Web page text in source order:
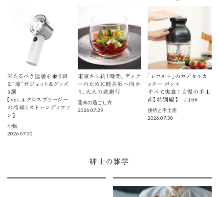
来たるべき猛暑を乗り切
る“涼”ガジェット＆グッズ
5選
【vol.４ クロスブリージー
の冷却ミストハンディファ
ン】
小物
2026.07.30
東京から約1時間。ディナ
ーのために軽井沢へ向か
う、大人の逃避行
週末の過ごし方
2026.07.29
「レコルト」のカプセルカ
ッター ボンヌ
すべて実食！ 自慢の手土
産【特別編】 ＃166
接待と手土産
2026.07.30
紳士の雑学